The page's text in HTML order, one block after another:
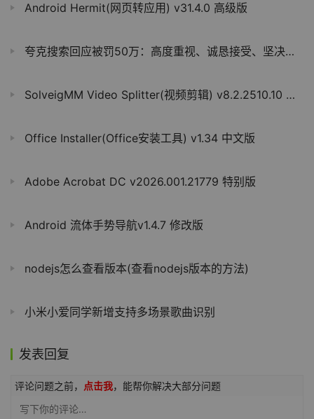
Android Hermit(网页转应用) v31.4.0 高级版
夸克搜索回应被罚50万：高度重视、诚恳接受、坚决执行
SolveigMM Video Splitter(视频剪辑) v8.2.2510.10 特别版
Office Installer(Office安装工具) v1.34 中文版
Adobe Acrobat DC v2026.001.21779 特别版
Android 流体手势导航v1.4.7 修改版
nodejs怎么查看版本(查看nodejs版本的方法)
小米小爱同学新增支持多场景歌曲识别
发表回复
评论问题之前， 点击我，能帮你解决大部分问题